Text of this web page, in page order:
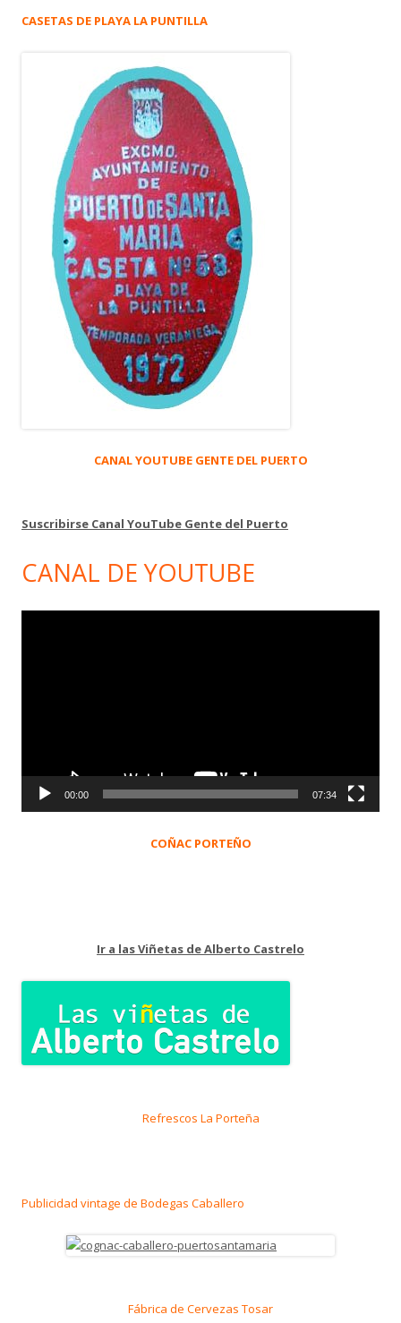
CASETAS DE PLAYA LA PUNTILLA
CANAL YOUTUBE GENTE DEL PUERTO
Suscribirse Canal YouTube Gente del Puerto
CANAL DE YOUTUBE
00:00 07:34
COÑAC PORTEÑO
Ir a las Viñetas de Alberto Castrelo
Refrescos La Porteña
Publicidad vintage de Bodegas Caballero
Fábrica de Cervezas Tosar